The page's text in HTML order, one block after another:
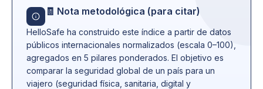
🧾 Nota metodológica (para citar)
HelloSafe ha construido este índice a partir de datos
públicos internacionales normalizados (escala 0–100),
agregados en 5 pilares ponderados. El objetivo es
comparar la seguridad global de un país para un
viajero (seguridad física, sanitaria, digital y